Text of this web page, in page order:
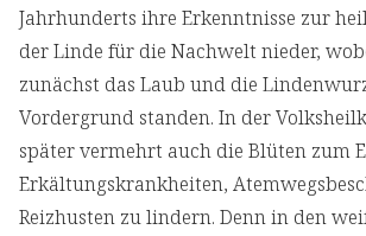
Jahrhunderts ihre Erkenntnisse zur
der Linde für die Nachwelt nieder,
zunächst das Laub und die
Vordergrund standen. In der
später vermehrt auch die Blüten zum
Erkältungskrankheiten,
Reizhusten zu lindern. Denn in den